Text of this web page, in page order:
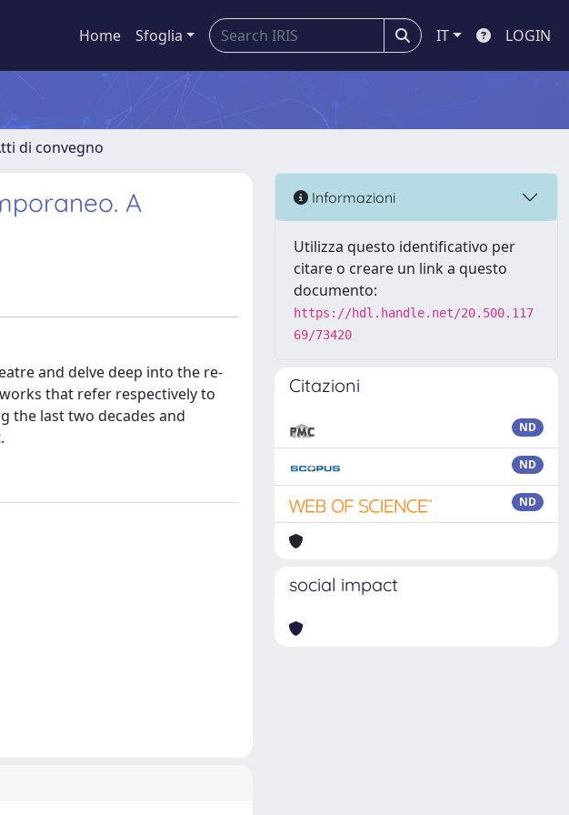
Home Sfoglia IT LOGIN
di convegno
A
and delve deep into the re-
works that refer respectively to
the last two decades and
Informazioni
Utilizza questo identificativo per
citare o creare un link a questo
documento:
https://hdl.handle.net/20.500.117
69/73420
Citazioni
ND
ND
ND
social impact